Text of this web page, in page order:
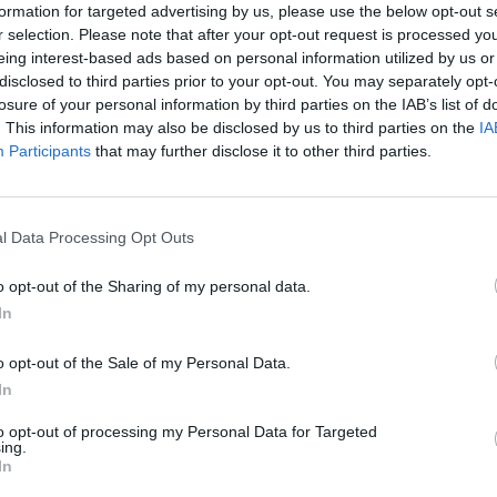
for targeted advertising by us, please use the below opt-out
selection. Please note that after your opt-out request is processed
interest-based ads based on personal information utilized by us
to third parties prior to your opt-out. You may separately
of your personal information by third parties on the IAB’s list of
This information may also be disclosed by us to third parties on the
Participants that may further disclose it to other third parties.
Data Processing Opt Outs
opt-out of the Sharing of my personal data.
opt-out of the Sale of my Personal Data.
opt-out of processing my Personal Data for Targeted
Araghchi, durante l'incontro con gli
Usa, avrebbe ribadito gridando riguardo ai
all'arricchimento dell'uranio. Segno
dei dodici giorni", nel 2025, non tutti
bombardati dagli Stati Uniti
Secondo Witkoff il materiale
dall'Iran potrebbe essere
in uranio di qualità militare nel giro di
siano ancora operativi dopo i
di queste strutture sono sotterranee.
degli attacchi dell'aviazione
a tali impianti. Più di tremila sono
in una settimana di guerra,
Aviv e Washington.
che Trump ha inviato lui e